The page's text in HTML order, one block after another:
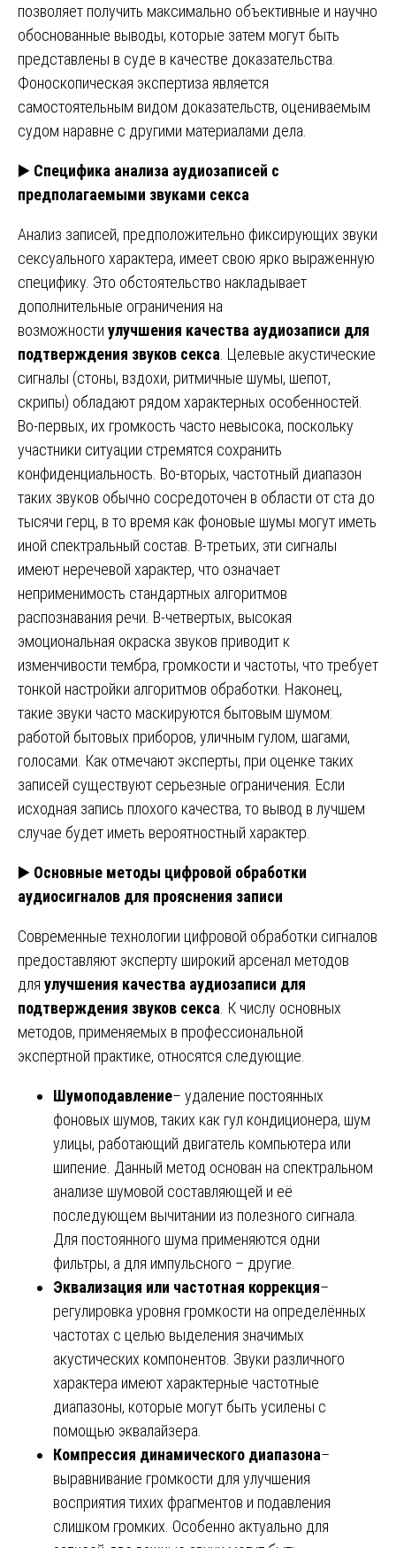
позволяет получить максимально объективные и научно
обоснованные выводы, которые затем могут быть
представлены в суде в качестве доказательства.
Фоноскопическая экспертиза является
самостоятельным видом доказательств, оцениваемым
судом наравне с другими материалами дела.
▶️ Специфика анализа аудиозаписей с
предполагаемыми звуками секса
Анализ записей, предположительно фиксирующих звуки
сексуального характера, имеет свою ярко выраженную
специфику. Это обстоятельство накладывает
дополнительные ограничения на
возможности улучшения качества аудиозаписи для
подтверждения звуков секса . Целевые акустические
сигналы (стоны, вздохи, ритмичные шумы, шепот,
скрипы) обладают рядом характерных особенностей.
Во-первых, их громкость часто невысока, поскольку
участники ситуации стремятся сохранить
конфиденциальность. Во-вторых, частотный диапазон
таких звуков обычно сосредоточен в области от ста до
тысячи герц, в то время как фоновые шумы могут иметь
иной спектральный состав. В-третьих, эти сигналы
имеют неречевой характер, что означает
неприменимость стандартных алгоритмов
распознавания речи. В-четвертых, высокая
эмоциональная окраска звуков приводит к
изменчивости тембра, громкости и частоты, что требует
тонкой настройки алгоритмов обработки. Наконец,
такие звуки часто маскируются бытовым шумом:
работой бытовых приборов, уличным гулом, шагами,
голосами. Как отмечают эксперты, при оценке таких
записей существуют серьезные ограничения. Если
исходная запись плохого качества, то вывод в лучшем
случае будет иметь вероятностный характер.
▶️ Основные методы цифровой обработки
аудиосигналов для прояснения записи
Современные технологии цифровой обработки сигналов
предоставляют эксперту широкий арсенал методов
для улучшения качества аудиозаписи для
подтверждения звуков секса . К числу основных
методов, применяемых в профессиональной
экспертной практике, относятся следующие.
Шумоподавление– удаление постоянных
фоновых шумов, таких как гул кондиционера, шум
улицы, работающий двигатель компьютера или
шипение. Данный метод основан на спектральном
анализе шумовой составляющей и её
последующем вычитании из полезного сигнала.
Для постоянного шума применяются одни
фильтры, а для импульсного – другие.
Эквализация или частотная коррекция–
регулировка уровня громкости на определённых
частотах с целью выделения значимых
акустических компонентов. Звуки различного
характера имеют характерные частотные
диапазоны, которые могут быть усилены с
помощью эквалайзера.
Компрессия динамического диапазона–
выравнивание громкости для улучшения
восприятия тихих фрагментов и подавления
слишком громких. Особенно актуально для